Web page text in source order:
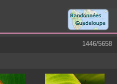
1446/5658